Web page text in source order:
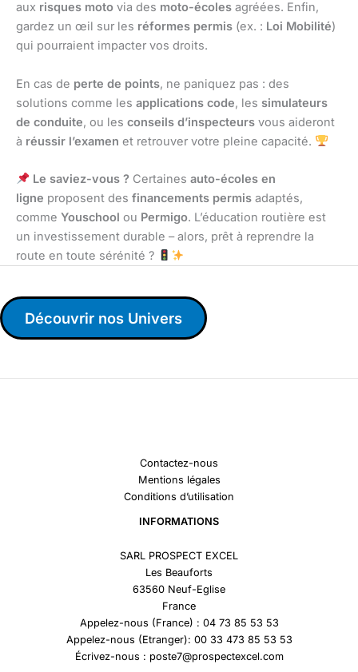
aux risques moto via des moto-écoles agréées. Enfin,
gardez un œil sur les réformes permis (ex. : Loi Mobilité)
qui pourraient impacter vos droits.
En cas de perte de points, ne paniquez pas : des
solutions comme les applications code, les simulateurs
de conduite, ou les conseils d’inspecteurs vous aideront
à réussir l’examen et retrouver votre pleine capacité.
Le saviez-vous ? Certaines auto-écoles en
ligne proposent des financements permis adaptés,
comme Youschool ou Permigo. L’éducation routière est
un investissement durable – alors, prêt à reprendre la
route en toute sérénité ?
Découvrir nos Univers
Contactez-nous
Mentions légales
Conditions d’utilisation
INFORMATIONS
SARL PROSPECT EXCEL
Les Beauforts
63560 Neuf-Eglise
France
Appelez-nous (France) : 04 73 85 53 53
Appelez-nous (Etranger): 00 33 473 85 53 53
Écrivez-nous : poste7@prospectexcel.com